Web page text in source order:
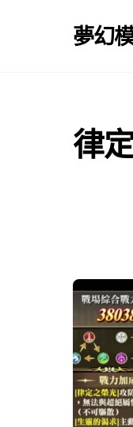
夢幻
律